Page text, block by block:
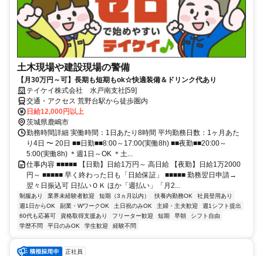
土木現場や建設現場の警備
【月30万円～可】長期も短期もok☆快適装備＆ドリンク代あり
テイケイ株式会社 水戸南支社[59]
交通・アクセス 荒野台駅から徒歩圏内
日給12,000円以上
茨城県鹿嶋市
勤務時間詳細 実働時間：1日あたり8時間 平均勤務日数：1ヶ月あた
り4日 〜 20日 ■■日勤■■8:00～17:00(実働8h) ■■夜勤■■20:00～
5:00(実働8h) ＊週1日～OK ＊土...
仕事内容 ■■■■■ 【日勤】日給1万円～ 高日給 【夜勤】日給1万2000
円～ ■■■■■ 早く終わった日も「日給保証」 ■■■■■ 勤務翌日申請→
翌々日振込可 日払いＯＫ ほか「週払い」「月2...
制服あり 業界未経験者歓迎 短期（3ヵ月以内） 扶養内勤務OK
社員登用あり
週1日からOK
副業・WワークOK 土日祝のみOK 主婦・主夫歓迎
週1シフト提出
60代も応募可
資格取得支援あり フリーター歓迎 短期 早朝
シフト自由
学歴不問
平日のみOK 学生歓迎 経験不問
正社員